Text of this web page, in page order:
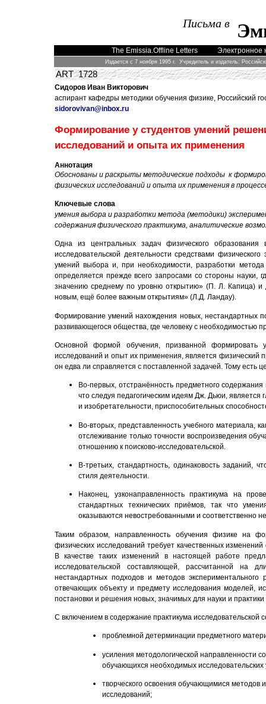
Письма в
The Emissia.Offline Letters Электронное
Издается с 7 ноября 1995 г. Учредитель и издатель:
ART 1728
Сидоров Иван Викторович
аспирант кафедры методики обучения физике, Российский
sidorovivan@inbox.ru
Формирование у студентов умений
исследований и опыта их применения
Аннотация
Обоснованы и раскрыты методические подходы к
физических исследований и опыта их применения в
Ключевые слова
умения выбора и разработки метода (методики)
содержания физического практикума, аналитические
Одна из центральных задач физического образования
исследовательской деятельности средствами
умений выбора и, при необходимости, разработки
определяется прежде всего запросами со стороны науки,
значению среднему по уровню открытию» (П. Л. Капица) и
новым, ещё более важным открытиям» (Л.Д. Ландау).
Формирование умений нахождения новых, нестандартных
развивающегося общества, где человеку с необходимостью
Основной формой обучения, призванной формировать
исследований и опыт их применения, является физический
он едва ли справляется с поставленной задачей. Тому есть
Во-первых, отстранённость предметного
что следуя педагогическим идеям Дж. Дьюи,
и изобретательности, приспособительных
Во-вторых, представленность учебного материала,
отслеживание только точности воспроизведения
отношению к поисково-исследовательской.
В-третьих, стандартность, одинаковость заданий,
стиля деятельности.
Наконец, узконаправленность практикума на
стандартных технических приёмов, так что
оказываются невостребованными и соответственно
Таким образом, направленность обучения физике на
физических исследований требует качественных
В качестве таких изменений в настоящей работе
исследовательской составляющей, рассчитанной на
нестандартных подходов и методов
отвечающих объекту и предмету исследования моделей,
постановки и решения новых, значимых для науки и практики
С включением в содержание практикума
проблемной детерминации предметного
усиления методологической направленности
обучающихся необходимых
творческого освоения обучающимися методов
исследований;